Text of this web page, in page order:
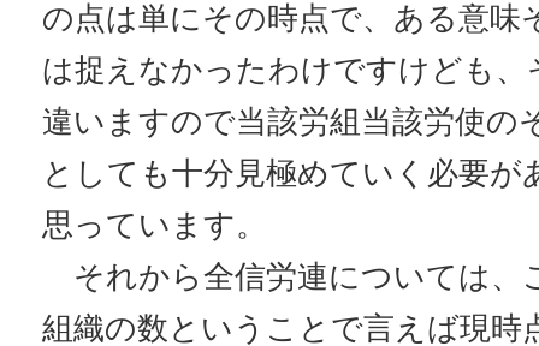
の点は単にその時点で、ある意味
は捉えなかったわけですけども、
違いますので当該労組当該労使の
としても十分見極めていく必要が
思っています。
それから全信労連については、
組織の数ということで言えば現時